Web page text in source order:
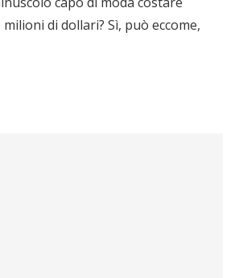
di dollari? Sì, può eccome,